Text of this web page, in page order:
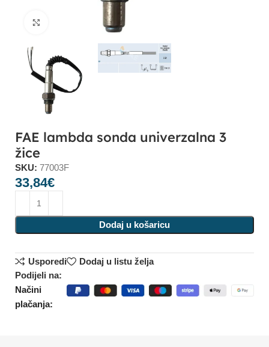
Click to enlarge
FAE lambda sonda univerzalna 3
žice
SKU:77003F
33,84€
Dodaj u košaricu
Usporedi
Dodaj u listu želja
Podijeli na:
Načini
plačanja: